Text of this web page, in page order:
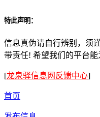
特此声明：
信息真伪请自行辨别，须
带责任! 希望我们的平台能
[龙泉驿信息网反馈中心]
首页